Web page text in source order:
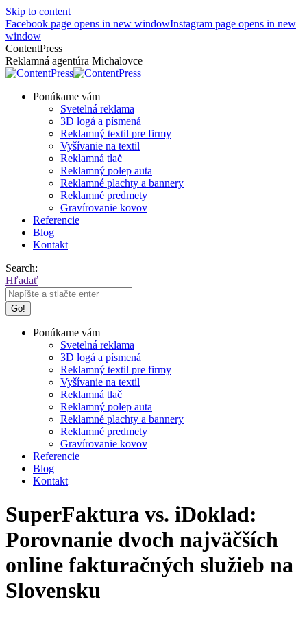
Skip to content
Facebook page opens in new windowInstagram page opens in new
window
ContentPress
Reklamná agentúra Michalovce
Ponúkame vám
Svetelná reklama
3D logá a písmená
Reklamný textil pre firmy
Vyšívanie na textil
Reklamná tlač
Reklamný polep auta
Reklamné plachty a bannery
Reklamné predmety
Gravírovanie kovov
Referencie
Blog
Kontakt
Search:
Hľadať
Ponúkame vám
Svetelná reklama
3D logá a písmená
Reklamný textil pre firmy
Vyšívanie na textil
Reklamná tlač
Reklamný polep auta
Reklamné plachty a bannery
Reklamné predmety
Gravírovanie kovov
Referencie
Blog
Kontakt
SuperFaktura vs. iDoklad:
Porovnanie dvoch najväčších
online fakturačných služieb na
Slovensku